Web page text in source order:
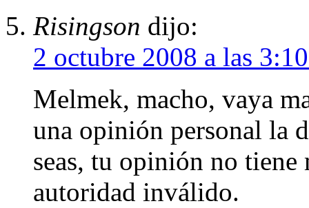
Risingson dijo:
2 octubre 2008 a las
Melmek, macho, vaya
una opinión personal la
seas, tu opinión no
autoridad inválido.